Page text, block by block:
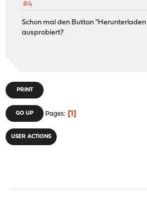
#4
Schon mal den Button
ausprobiert?
PRINT
GO UP Pages 1
USER ACTIONS